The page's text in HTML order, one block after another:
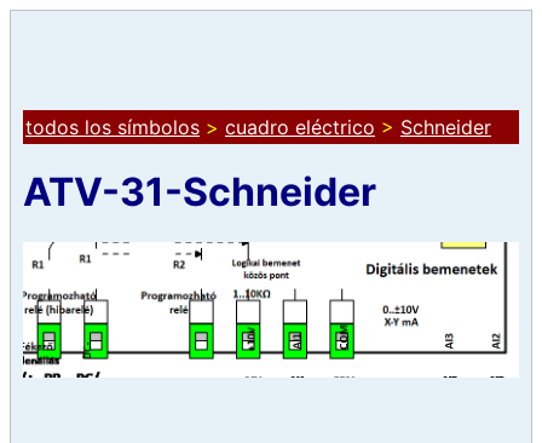
todos los símbolos > cuadro eléctrico > Schneider
ATV-31-Schneider